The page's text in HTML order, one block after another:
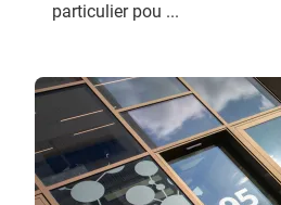
particulier pou ...